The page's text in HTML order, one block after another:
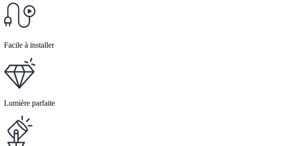
Facile à installer
Lumière parfaite